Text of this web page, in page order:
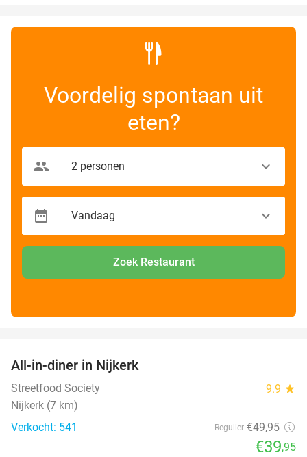
Voordelig spontaan uit
eten?
Zoek Restaurant
All-in-diner in Nijkerk
Streetfood Society 9.9 star
Nijkerk (7 km)
Verkocht: 541
Regulier €49,95
€39,95